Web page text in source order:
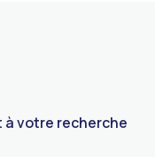
votre recherche